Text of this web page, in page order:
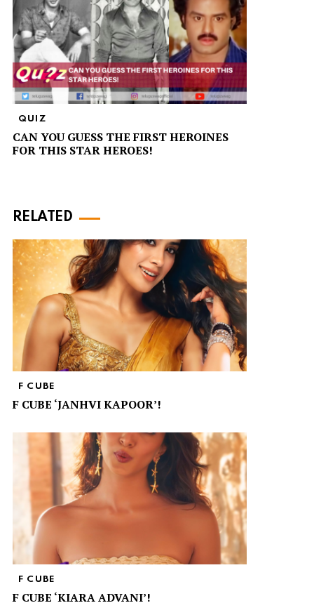
QUIZ
CAN YOU GUESS THE FIRST HEROINES
FOR THIS STAR HEROES!
RELATED
F CUBE
F CUBE ‘JANHVI KAPOOR’!
F CUBE
F CUBE ‘KIARA ADVANI’!